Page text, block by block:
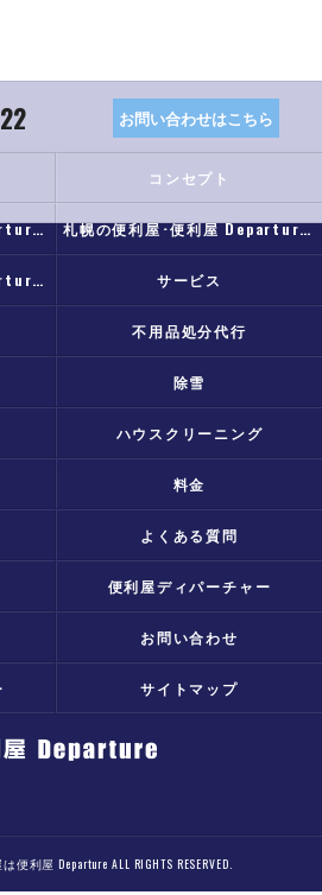
お問い合わせはこちら
コンセプト
札幌の便利屋･便利屋 Departureの口コミ情報 札幌の便利屋･便利屋 Departureの評判
札幌の便利屋･便利屋 Departureのお客様の声 サービス
不用品処分代行
除雪
ハウスクリーニング
料金
よくある質問
便利屋ディパーチャー
お問い合わせ
サイトマップ
利屋 Departure ALL RIGHTS RESERVED.